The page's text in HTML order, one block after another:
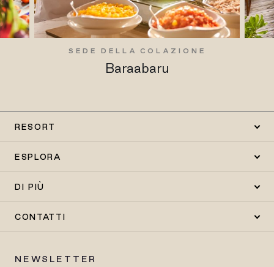
SEDE DELLA COLAZIONE
Baraabaru
RESORT
ESPLORA
DI PIÙ
CONTATTI
NEWSLETTER